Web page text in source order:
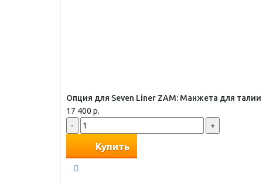
Опция для Seven Liner ZAM: Манжета для талии
17 400 р.
-
+
Купить